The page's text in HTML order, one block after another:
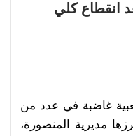
انقطاع كلي
غاضبة في عدد من
مديرية المنصورة،